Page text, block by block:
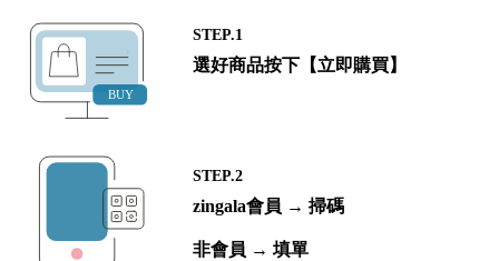
STEP.1
選好商品按下【立即購買】
STEP.2
zingala會員 → 掃碼
非會員 → 填單